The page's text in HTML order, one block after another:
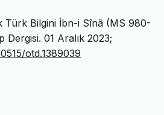
Türk Bilgini İbn-i Sînâ (MS 980-
Dergisi. 01 Aralık 2023;
otd.1389039